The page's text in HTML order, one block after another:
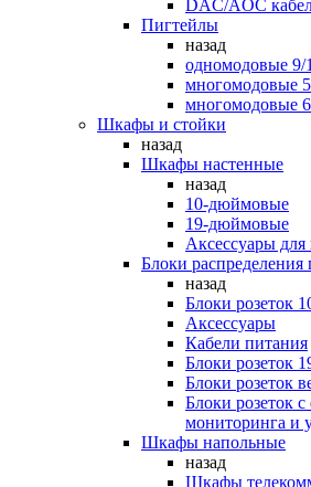
DAC/AOC
Пигтейлы
назад
одномодовые 9/
многомодовые
многомодовые
Шкафы и стойки
назад
Шкафы настенные
назад
10-дюймовые
19-дюймовые
Аксессуары
Блоки распределения
назад
Блоки розеток
Аксессуары
Кабели питания
Блоки розеток
Блоки розеток
Блоки розеток
мониторинга и
Шкафы напольные
назад
Шкафы